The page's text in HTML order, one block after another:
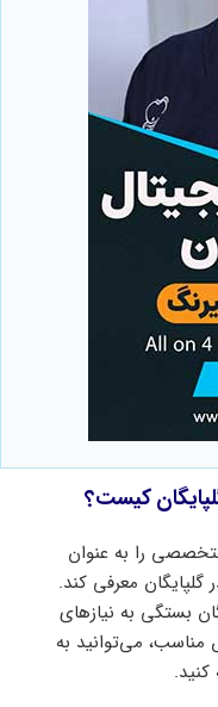
کیست؟
نمی تواند متخصصی را به عنوان
معرفی کند.
بستگی به نیازهای
می‌توانید به